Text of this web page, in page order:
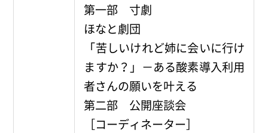
第一部 寸劇
ほなと劇団
「苦しいけれど姉に会いに行け
ますか？」－ある酸素導入利用
者さんの願いを叶える
第二部 公開座談会
［コーディネーター］